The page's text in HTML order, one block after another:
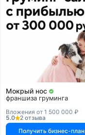
Мокрый нос
франшиза груминга
Вложения от 1 500 000 ₽
5.0
2 отзыва
Получить бизнес-план